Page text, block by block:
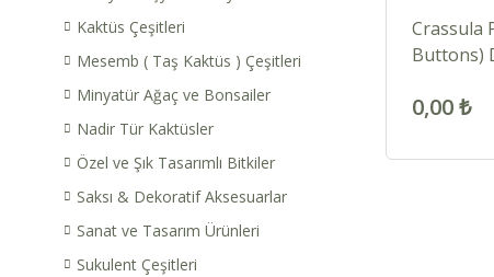
Kaktüs Çeşitleri
Mesemb ( Taş Kaktüs ) Çeşitleri
Minyatür Ağaç ve Bonsailer
Nadir Tür Kaktüsler
Özel ve Şık Tasarımlı Bitkiler
Saksı & Dekoratif Aksesuarlar
Sanat ve Tasarım Ürünleri
Sukulent Çeşitleri
Crassula
Buttons)
0,00 ₺